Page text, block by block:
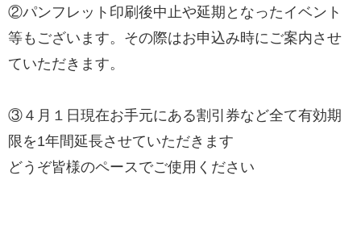
②パンフレット印刷後中止や延期となったイベント
等もございます。その際はお申込み時にご案内させ
ていただきます。
③４月１日現在お手元にある割引券など全て有効期
限を1年間延長させていただきます
どうぞ皆様のペースでご使用ください